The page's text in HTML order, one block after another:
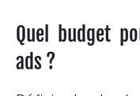
Quel budget
ads ?